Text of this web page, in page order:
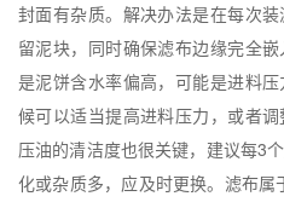
封面有杂质。解决办法是在每次
留泥块，同时确保滤布边缘完全
是泥饼含水率偏高，可能是进料
候可以适当提高进料压力，或者
压油的清洁度也很关键，建议每3
化或杂质多，应及时更换。滤布